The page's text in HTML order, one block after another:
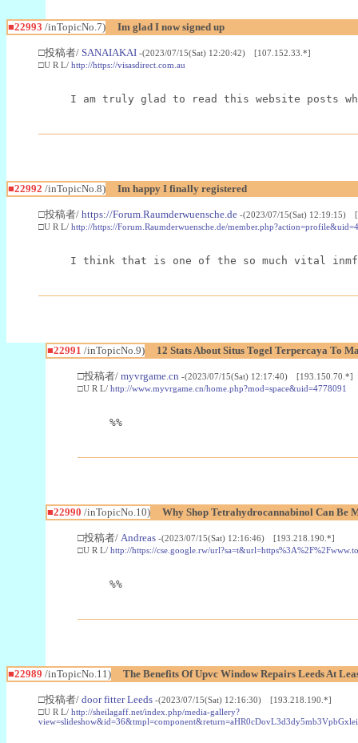
■22993 /inTopicNo.7) Im glad I now signed up
□投稿者/ SANAIAKAI -(2023/07/15(Sat) 12:20:42) [107.152.33.*]
□U R L/ http://https://visasdirect.com.au
I am truly glad to read this website posts
■22992 /inTopicNo.8) Im happy I finally registered
□投稿者/ https://Forum.Raumderwuensche.de -(2023/07/15(Sat) 12:19:15)
□U R L/ http://https://Forum.Raumderwuensche.de/
I think that is one of the so much vital
■22991 /inTopicNo.9) 12 Stats About Situs Togel Terpercaya To
□投稿者/ myvrgame.cn -(2023/07/15(Sat) 12:17:40) [193.150.70.*]
□U R L/ http://www.myvrgame.cn/home.php?mod=space&uid=4778091
%%
■22990 /inTopicNo.10) Why Shop Tetrahydrocannabinol Can Be
□投稿者/ Andreas -(2023/07/15(Sat) 12:16:46) [193.218.190.*]
□U R L/ http://https://cse.google.rw/
%%
■22989 /inTopicNo.11) The Benefits Of Upvc Window Repairs Leeds At
□投稿者/ door fitter Leeds -(2023/07/15(Sat) 12:16:30) [193.218.190.*]
□U R L/ http://sheilagaff.net/index.php/media-gallery?